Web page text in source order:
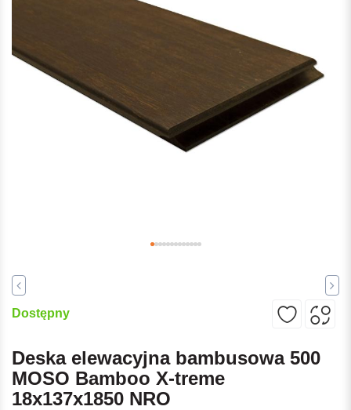
Dostępny
Deska elewacyjna bambusowa 500
MOSO Bamboo X-treme
18x137x1850 NRO